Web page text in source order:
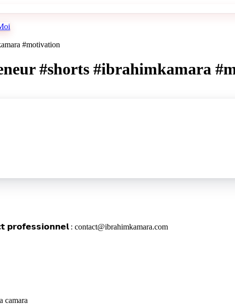
#motivation
#shorts #ibrahimkamara
: contact@ibrahimkamara.com
camara